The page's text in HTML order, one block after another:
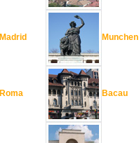
Madrid
Roma
Munchen
Bacau